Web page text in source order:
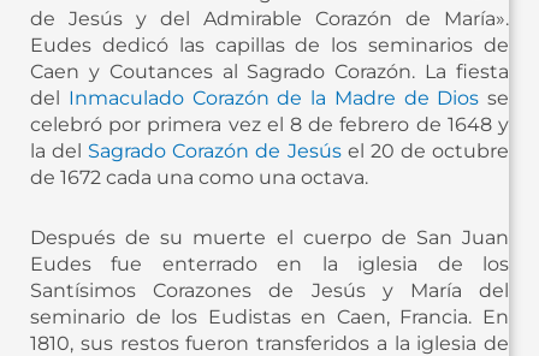
de Jesús y del Admirable Corazón de María».
Eudes dedicó las capillas de los seminarios de
Caen y Coutances al Sagrado Corazón. La fiesta
del Inmaculado Corazón de la Madre de Dios se
celebró por primera vez el 8 de febrero de 1648 y
la del Sagrado Corazón de Jesúsel 20 de octubre
de 1672 cada una como una octava. ​
Después de su muerte el cuerpo de San Juan
Eudes fue enterrado en la iglesia de los
Santísimos Corazones de Jesús y María del
seminario de los Eudistas en Caen, Francia. En
1810, sus restos fueron transferidos a la iglesia de